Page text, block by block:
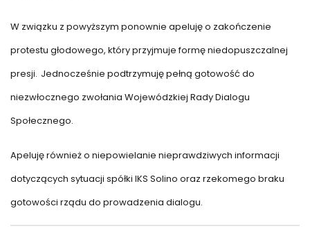
W związku z powyższym ponownie apeluję o zakończenie
protestu głodowego, który przyjmuje formę niedopuszczalnej
presji. Jednocześnie podtrzymuję pełną gotowość do
niezwłocznego zwołania Wojewódzkiej Rady Dialogu
Społecznego.
Apeluję również o niepowielanie nieprawdziwych informacji
dotyczących sytuacji spółki IKS Solino oraz rzekomego braku
gotowości rządu do prowadzenia dialogu.